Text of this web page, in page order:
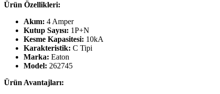
Ürün Özellikleri:
Akım: 4 Amper
Kutup Sayısı: 1P+N
Kesme Kapasitesi: 10kA
Karakteristik: C Tipi
Marka: Eaton
Model: 262745
Ürün Avantajları: